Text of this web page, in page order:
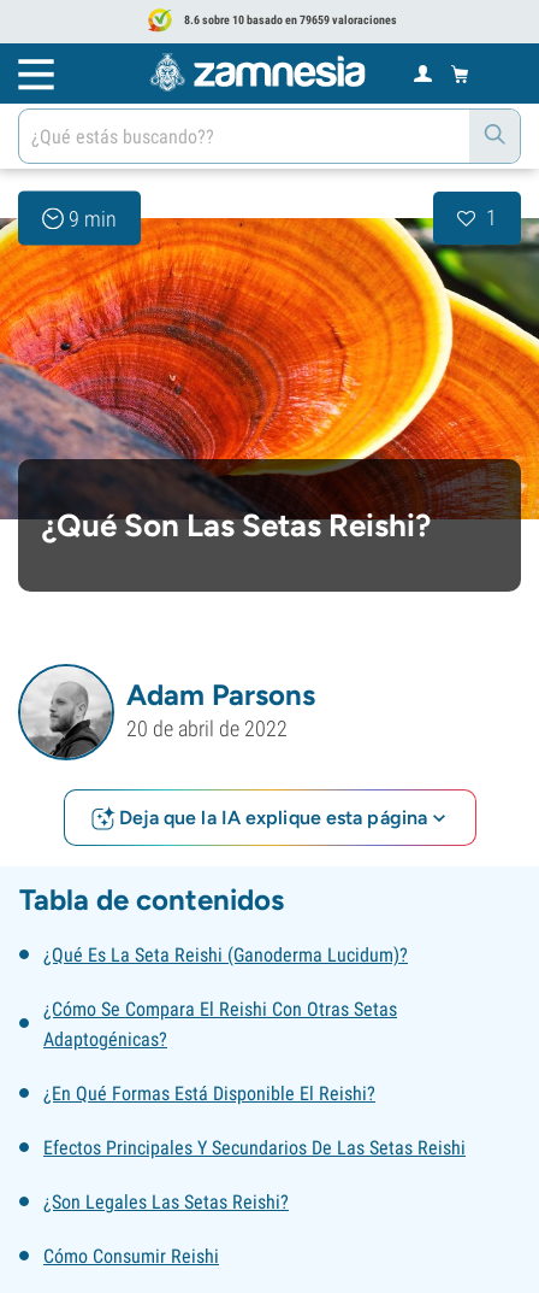
8.6 sobre 10 basado en 79659 valoraciones
9 min 1
¿Qué Son Las Setas Reishi?
Adam Parsons
20 de abril de 2022
Deja que la IA explique esta página
Tabla de contenidos
¿Qué Es La Seta Reishi (Ganoderma Lucidum)?
¿Cómo Se Compara El Reishi Con Otras Setas
Adaptogénicas?
¿En Qué Formas Está Disponible El Reishi?
Efectos Principales Y Secundarios De Las Setas Reishi
¿Son Legales Las Setas Reishi?
Cómo Consumir Reishi